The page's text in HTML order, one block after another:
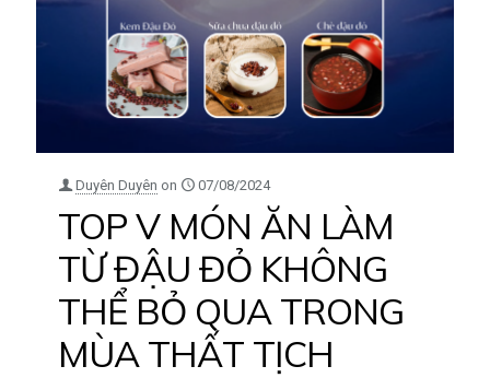
Duyên Duyên on 07/08/2024
TOP V MÓN ĂN LÀM
TỪ ĐẬU ĐỎ KHÔNG
THỂ BỎ QUA TRONG
MÙA THẤT TỊCH